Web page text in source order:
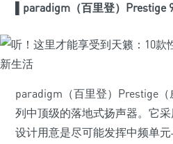
paradigm（百里登）Prestige
paradigm（百里登）Prestige
列中顶级的落地式扬声器。它采
设计用意是尽可能发挥中频单